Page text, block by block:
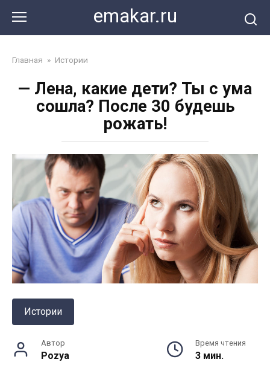
контенту
emakar.ru
Главная » Истории
— Лена, какие дети? Ты с ума
сошла? После 30 будешь
рожать!
Истории
Автор
Pozya
Время чтения
3 мин.